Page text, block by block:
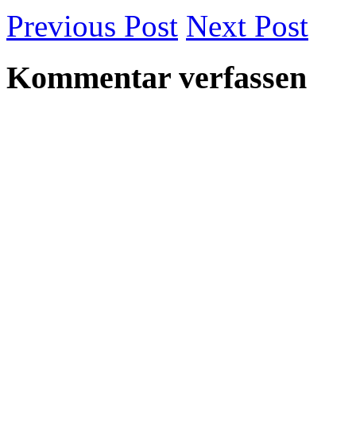
Previous Post Next Post
Kommentar verfassen